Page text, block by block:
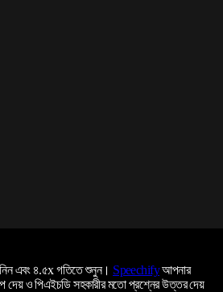
এবং ৪.৫x গতিতে শুনুন। Speechifyআপনার
দেয় ও পিএইচডি সহকারীর মতো প্রশ্নের উত্তর দেয়